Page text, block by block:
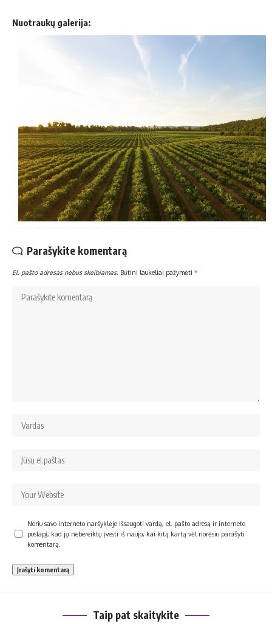
Nuotraukų galerija:
Parašykite komentarą
El. pašto adresas nebus skelbiamas. Būtini laukeliai pažymėti *
Noriu savo interneto naršyklėje išsaugoti vardą, el. pašto adresą ir interneto
puslapį, kad jų nebereiktų įvesti iš naujo, kai kitą kartą vėl norėsiu parašyti
komentarą.
Taip pat skaitykite